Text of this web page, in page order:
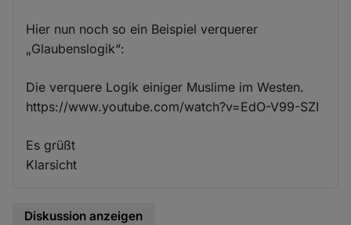
Hier nun noch so ein Beispiel verquerer
„Glaubenslogik“:
Die verquere Logik einiger Muslime im Westen.
https://www.youtube.com/watch?v=EdO-V99-SZI
Es grüßt
Klarsicht
Diskussion anzeigen